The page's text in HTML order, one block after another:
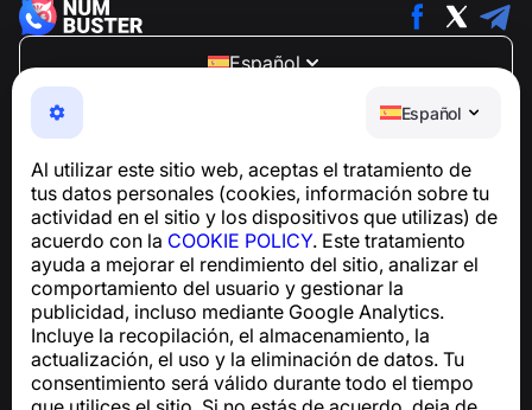
Español
Al utilizar este sitio web, aceptas el tratamiento de
tus datos personales (cookies, información sobre tu
actividad en el sitio y los dispositivos que utilizas) de
acuerdo con la COOKIE POLICY. Este tratamiento
ayuda a mejorar el rendimiento del sitio, analizar el
comportamiento del usuario y gestionar la
publicidad, incluso mediante Google Analytics.
Incluye la recopilación, el almacenamiento, la
actualización, el uso y la eliminación de datos. Tu
consentimiento será válido durante todo el tiempo
Español
NumBuster © 2013—2026 ·
support@numbuster.com
Una aplicación fácil de usar que te protege de estafas
Para consultas sobre el cumplimiento del RGPD:
support@numbuster.com
Centro de ayuda
Noticias y artículos
Sobre el proyecto
Contactos